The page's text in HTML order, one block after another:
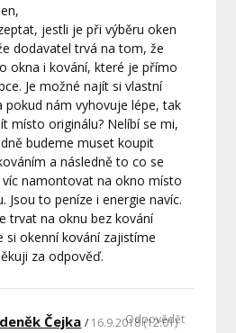
jestli je při výběru oken
dodavatel trvá na tom, že
okna i kování, které je přímo
Je možné najít si vlastní
pokud nám vyhovuje lépe, tak
místo originálu? Nelíbí se mi,
budeme muset koupit
a následně to co se
víc namontovat na okno místo
Jsou to peníze i energie navíc.
trvat na oknu bez kování
si okenní kování zajistíme
za odpověď.
Čejka 16.9.2018 (12:01)
Odpovědět